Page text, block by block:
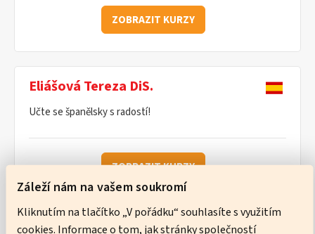
Záleží nám na vašem soukromí
Kliknutím na tlačítko „V pořádku“ souhlasíte s využitím
cookies. Informace o tom, jak stránky společností
ZOBRAZIT KURZY
Eliášová Tereza DiS.
Učte se španělsky s radostí!
ZOBRAZIT KURZY